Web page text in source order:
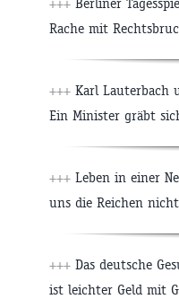
Rache mit
+++ Karl Lauterbach
Ein Minister gräbt
+++ Leben in einer
uns die Reichen
+++ Das deutsche
ist leichter Geld mit